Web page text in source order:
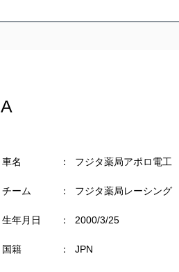
車名 ： フジタ薬局アポロ電工
チーム ： フジタ薬局レーシング
生年月日 ： 2000/3/25
国籍 ： JPN